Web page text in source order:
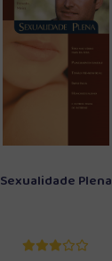
Sexualidade Plena